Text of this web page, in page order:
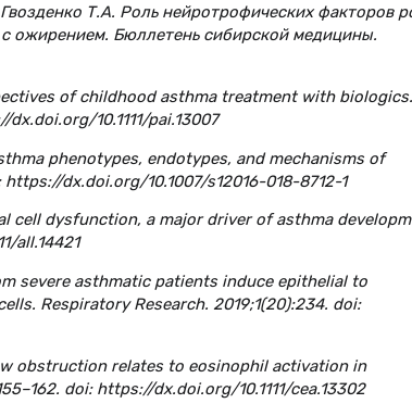
Т.А. Роль нейротрофических факторов
ожирением. Бюллетень сибирской медицины.
of childhood asthma treatment with biologics.
10.1111/pai.13007
phenotypes, endotypes, and mechanisms of
dx.doi.org/10.1007/s12016-018-8712-1
cell dysfunction, a major driver of asthma
all.14421
severe asthmatic patients induce epithelial to
Respiratory Research. 2019;1(20):234. doi:
obstruction relates to eosinophil activation in
doi: https://dx.doi.org/10.1111/cea.13302